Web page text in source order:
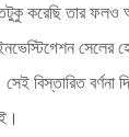
করেছি তার
সেলের
বিস্তারিত বর্ণনা